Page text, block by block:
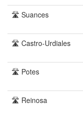
🛣️ Suances
🛣️ Castro-Urdiales
🛣️ Potes
🛣️ Reinosa